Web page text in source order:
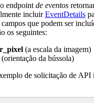
endpoint de eventos
incluir EventDetails
campos que podem ser incluí
o os seguintes:
(a escala da imagem)
(orientação da bússola)
de solicitação de API